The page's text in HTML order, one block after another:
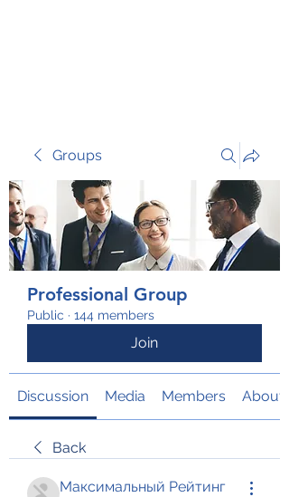
Groups
Professional Group
Public · 144 members
Join
Discussion Media Members About
Back
Максимальный Рейтинг